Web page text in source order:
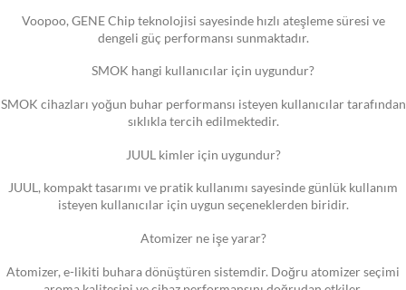
Voopoo, GENE Chip teknolojisi sayesinde hızlı ateşleme süresi ve
dengeli güç performansı sunmaktadır.
SMOK hangi kullanıcılar için uygundur?
SMOK cihazları yoğun buhar performansı isteyen kullanıcılar tarafından
sıklıkla tercih edilmektedir.
JUUL kimler için uygundur?
JUUL, kompakt tasarımı ve pratik kullanımı sayesinde günlük kullanım
isteyen kullanıcılar için uygun seçeneklerden biridir.
Atomizer ne işe yarar?
Atomizer, e-likiti buhara dönüştüren sistemdir. Doğru atomizer seçimi